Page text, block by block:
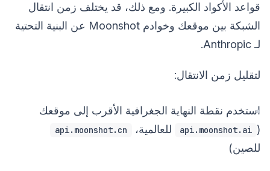
قواعد الأكواد الكبيرة. ومع ذلك، قد يختلف زمن انتقال
الشبكة بين موقعك وخوادم Moonshot عن البنية التحتية
لـ Anthropic.
لتقليل زمن الانتقال:
استخدم نقطة النهاية الجغرافية الأقرب إلى موقعك
(
api.moonshot.ai للعالمية، api.moonshot.cn
للصين)